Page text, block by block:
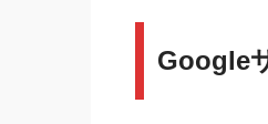
Google